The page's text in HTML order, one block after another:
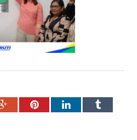
Google+PinterestLinkedInTumblr